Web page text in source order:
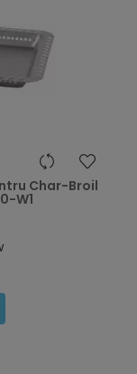
Char-Broil
W1